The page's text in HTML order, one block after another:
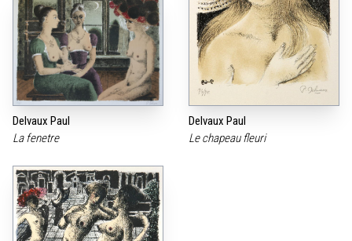
Delvaux Paul
La fenetre
Delvaux Paul
Le chapeau fleuri